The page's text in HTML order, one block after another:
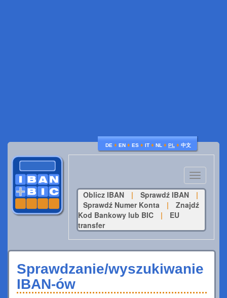
DE ♦ EN ♦ ES ♦ IT ♦ NL ♦ PL ♦ 中文
Toggle
navigation
Oblicz IBAN
| Sprawdź IBAN
|
Sprawdź Numer Konta
|
Znajdź
Kod Bankowy lub BIC
|
EU
transfer
Sprawdzanie/wyszukiwanie
IBAN-ów